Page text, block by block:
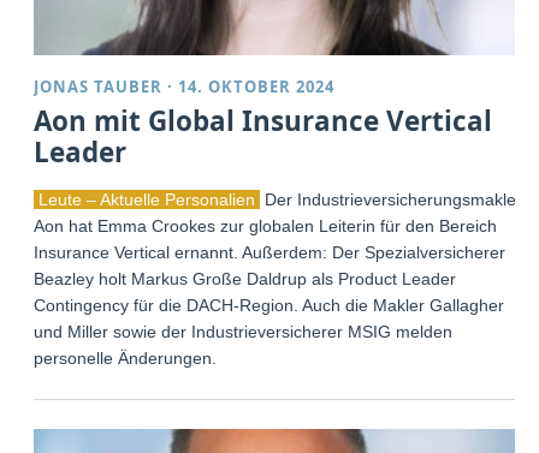
JONAS TAUBER · 14. OKTOBER 2024
Aon mit Global Insurance Vertical
Leader
Leute – Aktuelle Personalien
Der Industrieversicherungsmakler
Aon hat Emma Crookes zur globalen Leiterin für den Bereich
Insurance Vertical ernannt. Außerdem: Der Spezialversicherer
Beazley holt Markus Große Daldrup als Product Leader
Contingency für die DACH-Region. Auch die Makler Gallagher
und Miller sowie der Industrieversicherer MSIG melden
personelle Änderungen.